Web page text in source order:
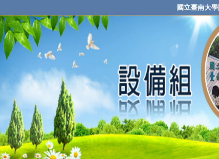
國立臺南大